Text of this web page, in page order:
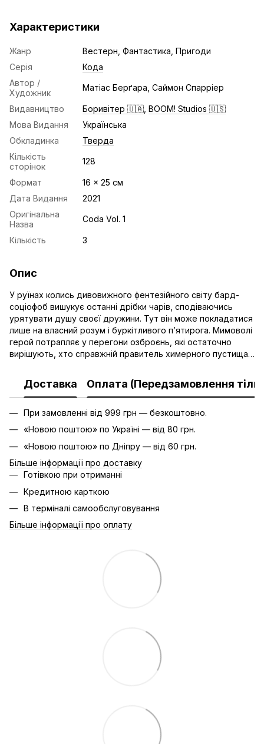
Характеристики
Жанр
Вестерн, Фантастика, Пригоди
Серія
Кода
Автор /
Художник
Матіас Берґара, Саймон Спарріер
Видавництво Боривітер 🇺🇦 BOOM! Studios 🇺🇸
Мова Видання
Українська
Обкладинка
Тверда
Кількість
сторінок
128
Формат
16 x 25 cм
Дата Видання
2021
Оригінальна
Назва
Coda Vol. 1
Кількість 3
Опис
У руїнах колись дивовижного фентезійного світу бард-
соціофоб вишукує останні дрібки чарів, сподіваючись
урятувати душу своєї дружини. Тут він може покладатися
лише на власний розум і буркітливого п’ятирога. Мимоволі
герой потрапляє у перегони озброєнь, які остаточно
вирішують, хто справжній правитель химерного пустища…
Доставка Оплата (Передзамовлення
При замовленні від 999 грн — безкоштовно.
«Новою поштою» по Україні — від 80 грн.
«Новою поштою» по Дніпру — від 60 грн.
Більше інформації про доставку
Готівкою при отриманні
Кредитною карткою
В терміналі самообслуговування
Більше інформації про оплату